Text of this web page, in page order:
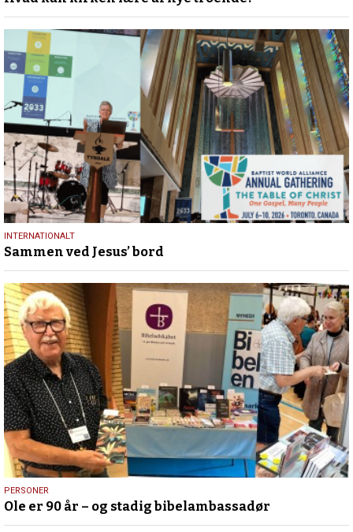
2026
17.
juli
2026
INTERNATIONALT
Sammen ved Jesus’ bord
12.
juli
2026
PERSONER
Ole er 90 år – og stadig bibelambassadør